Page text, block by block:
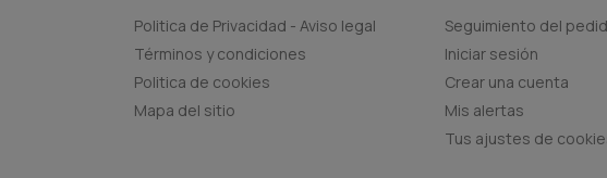
Politica de Privacidad - Aviso legal
Términos y condiciones
Politica de cookies
Mapa del sitio
Seguimiento del
Iniciar sesión
Crear una cuenta
Mis alertas
Tus ajustes de